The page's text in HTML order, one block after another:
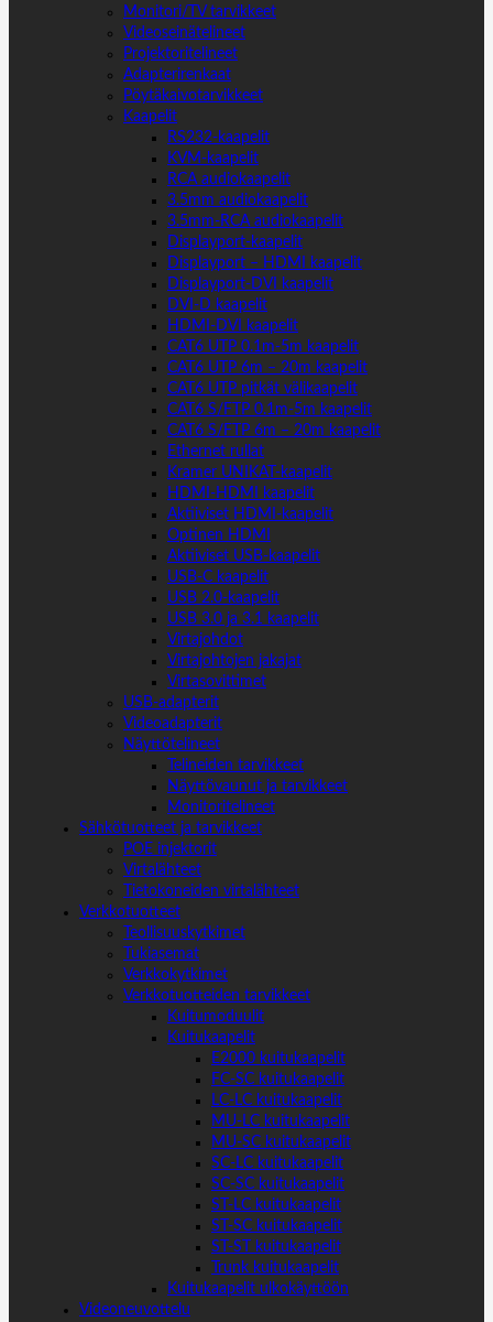
Monitori/TV tarvikkeet
Videoseinätelineet
Projektoritelineet
Adapterirenkaat
Pöytäkaivotarvikkeet
Kaapelit
RS232-kaapelit
KVM-kaapelit
RCA audiokaapelit
3.5mm audiokaapelit
3.5mm-RCA audiokaapelit
Displayport-kaapelit
Displayport – HDMI kaapelit
Displayport-DVI kaapelit
DVI-D kaapelit
HDMI-DVI kaapelit
CAT6 UTP 0.1m-5m kaapelit
CAT6 UTP 6m – 20m kaapelit
CAT6 UTP pitkät välikaapelit
CAT6 S/FTP 0.1m-5m kaapelit
CAT6 S/FTP 6m – 20m kaapelit
Ethernet rullat
Kramer UNIKAT-kaapelit
HDMI-HDMI kaapelit
Aktiiviset HDMI-kaapelit
Optinen HDMI
Aktiiviset USB-kaapelit
USB-C kaapelit
USB 2.0-kaapelit
USB 3.0 ja 3.1 kaapelit
Virtajohdot
Virtajohtojen jakajat
Virtasovittimet
USB-adapterit
Videoadapterit
Näyttötelineet
Telineiden tarvikkeet
Näyttövaunut ja tarvikkeet
Monitoritelineet
Sähkötuotteet ja tarvikkeet
POE injektorit
Virtalähteet
Tietokoneiden virtalähteet
Verkkotuotteet
Teollisuuskytkimet
Tukiasemat
Verkkokytkimet
Verkkotuotteiden tarvikkeet
Kuitumoduulit
Kuitukaapelit
E2000 kuitukaapelit
FC-SC kuitukaapelit
LC-LC kuitukaapelit
MU-LC kuitukaapelit
MU-SC kuitukaapelit
SC-LC kuitukaapelit
SC-SC kuitukaapelit
ST-LC kuitukaapelit
ST-SC kuitukaapelit
ST-ST kuitukaapelit
Trunk kuitukaapelit
Kuitukaapelit ulkokäyttöön
Videoneuvottelu